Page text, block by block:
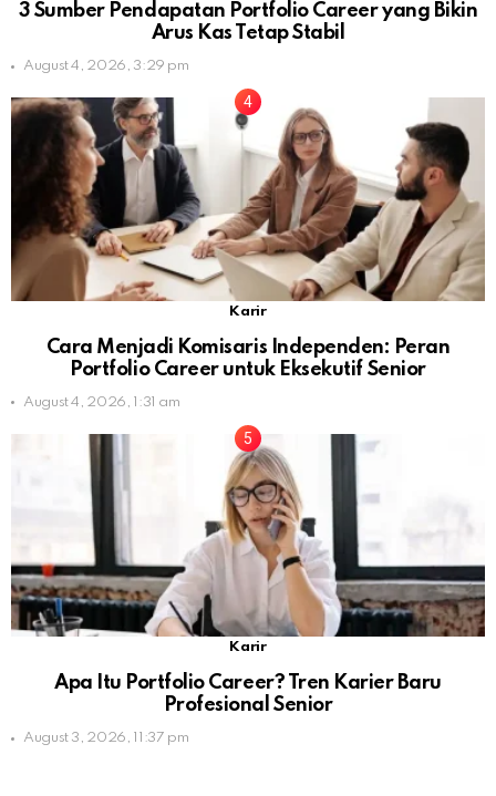
3 Sumber Pendapatan Portfolio Career yang Bikin
Arus Kas Tetap Stabil
August 4, 2026, 3:29 pm
Karir
Cara Menjadi Komisaris Independen: Peran
Portfolio Career untuk Eksekutif Senior
August 4, 2026, 1:31 am
Karir
Apa Itu Portfolio Career? Tren Karier Baru
Profesional Senior
August 3, 2026, 11:37 pm